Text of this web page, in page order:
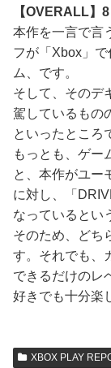
【OVERALL】8
本作を一言で言
フが「Xbox」
ム、です。
そして、そのデ
駕しているもの
といったところ
もっとも、ゲー
と、本作がユー
に対し、「
なっているとい
そのため、どち
す。それでも、
できるだけのレ
好きでも十分楽
XBOX PLAY